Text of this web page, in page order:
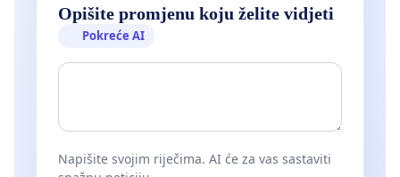
Opišite promjenu koju želite vidjeti
Pokreće AI
Napišite svojim riječima. AI će za vas sastaviti